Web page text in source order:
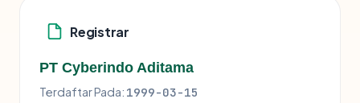
Registrar
PT Cyberindo Aditama
Terdaftar Pada: 1999-03-15